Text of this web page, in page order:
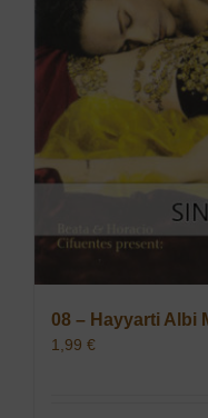
08 – Hayyarti Albi
1,99 €